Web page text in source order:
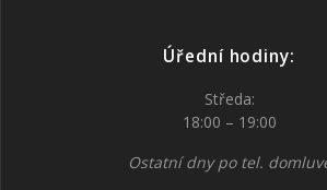
Úřední hodiny:
Středa:
18:00 – 19:00
Ostatní dny po tel.